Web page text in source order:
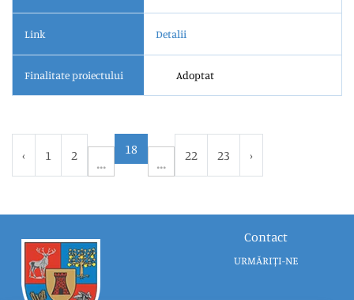
Link Detalii
Finalitate proiectului Adoptat
‹ 1 2 18 22 23 ›
Contact
URMĂRIȚI-NE